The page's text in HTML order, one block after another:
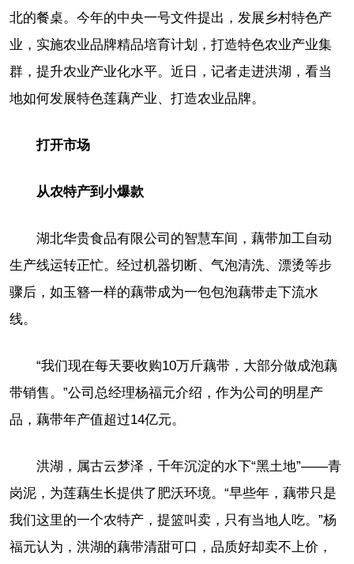
北的餐桌。今年的中央一号文件提出，发展乡村特色产
业，实施农业品牌精品培育计划，打造特色农业产业集
群，提升农业产业化水平。近日，记者走进洪湖，看当
地如何发展特色莲藕产业、打造农业品牌。
打开市场
从农特产到小爆款
湖北华贵食品有限公司的智慧车间，藕带加工自动
生产线运转正忙。经过机器切断、气泡清洗、漂烫等步
骤后，如玉簪一样的藕带成为一包包泡藕带走下流水
线。
“我们现在每天要收购10万斤藕带，大部分做成泡藕
带销售。”公司总经理杨福元介绍，作为公司的明星产
品，藕带年产值超过14亿元。
洪湖，属古云梦泽，千年沉淀的水下“黑土地”——青
岗泥，为莲藕生长提供了肥沃环境。“早些年，藕带只是
我们这里的一个农特产，提篮叫卖，只有当地人吃。”杨
福元认为，洪湖的藕带清甜可口，品质好却卖不上价，